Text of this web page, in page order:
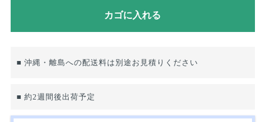
■ 沖縄・離島への配送料は別途お見積りください
■ 約2週間後出荷予定